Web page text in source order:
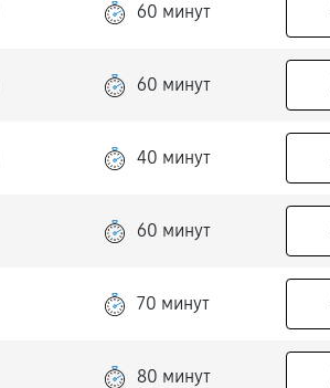
60 минут
60 минут
40 минут
60 минут
70 минут
80 минут